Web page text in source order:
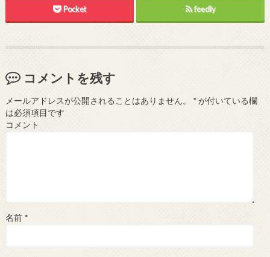
Pocket feedly
コメントを残す
メールアドレスが公開されることはありません。 *が付いている欄
は必須項目です
コメント
名前 *